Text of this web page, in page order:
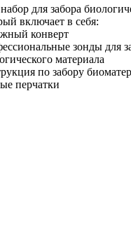
для забора
включает в себя:
конверт
зонды для
материала
по забору
перчатки